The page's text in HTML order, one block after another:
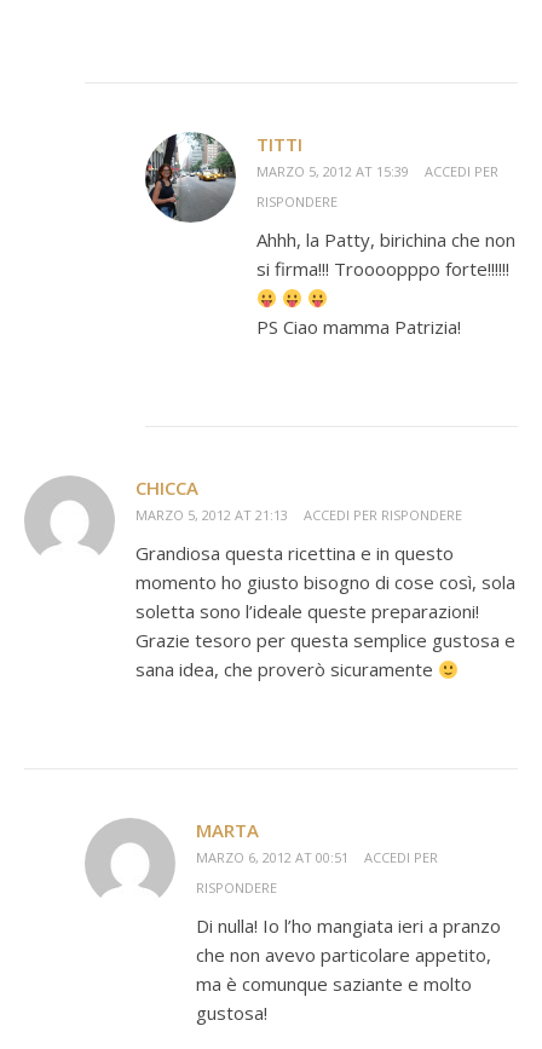
TITTI
MARZO 5, 2012 AT 15:39
ACCEDI PER
RISPONDERE
Ahhh, la Patty, birichina che non
si firma!!! Troooopppo forte!!!!!!
PS Ciao mamma Patrizia!
CHICCA
MARZO 5, 2012 AT 21:13 ACCEDI PER RISPONDERE
Grandiosa questa ricettina e in questo
momento ho giusto bisogno di cose così, sola
soletta sono l’ideale queste preparazioni!
Grazie tesoro per questa semplice gustosa e
sana idea, che proverò sicuramente
MARTA
MARZO 6, 2012 AT 00:51
ACCEDI PER
RISPONDERE
Di nulla! Io l’ho mangiata ieri a pranzo
che non avevo particolare appetito,
ma è comunque saziante e molto
gustosa!